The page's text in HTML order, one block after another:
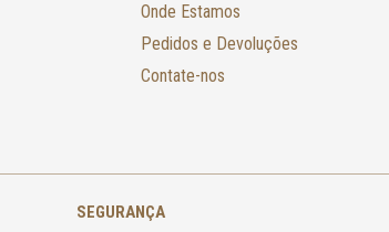
Onde Estamos
Pedidos e Devoluções
Contate-nos
SEGURANÇA